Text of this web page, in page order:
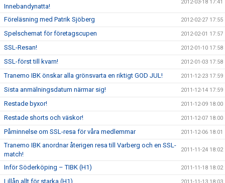
Innebandynatta!
2012-03-18 17:41
Föreläsning med Patrik Sjöberg 2012-02-27 17:55
Spelschemat för företagscupen 2012-02-01 17:57
SSL-Resan! 2012-01-10 17:58
SSL-först till kvarn! 2012-01-03 17:58
Tranemo IBK önskar alla grönsvarta en riktigt GOD JUL! 2011-12-23 17:59
Sista anmälningsdatum närmar sig! 2011-12-14 17:59
Restade byxor! 2011-12-09 18:00
Restade shorts och väskor! 2011-12-07 18:00
Påminnelse om SSL-resa för våra medlemmar 2011-12-06 18:01
Tranemo IBK anordnar återigen resa till Varberg och en SSL-
match!
2011-11-24 18:02
Inför Söderköping – TIBK (H1) 2011-11-18 18:02
Lillån allt för starka (H1)